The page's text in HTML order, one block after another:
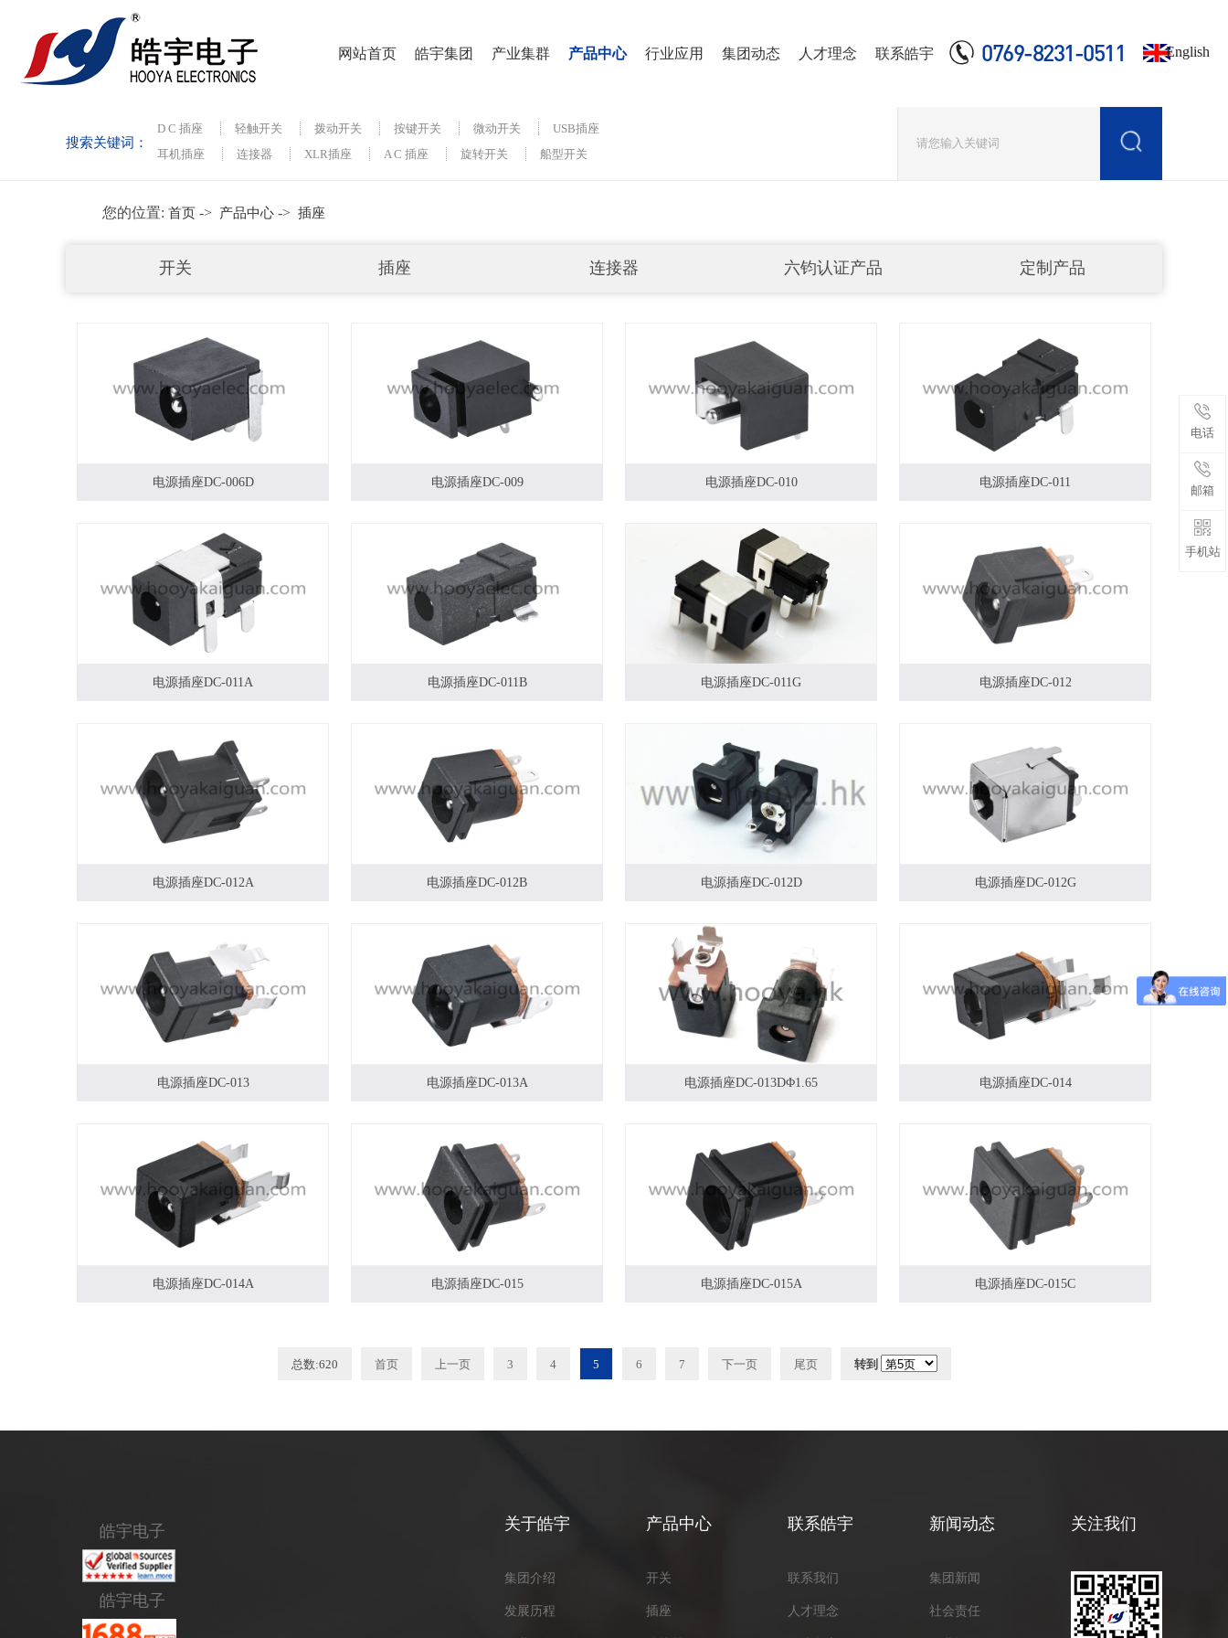
English
0769-8231-0511
网站首页 皓宇集团 产业集群 产品中心 行业应用 集团动态 人才理念 联系皓宇
搜索关键词：
D C 插座 轻触开关 拨动开关 按键开关 微动开关
USB插座
耳机插座
连接器 XLR插座 A C 插座 旋转开关 船型开关
开关 插座 连接器 六钧认证产品 定制产品
您的位置: 首页 -> 产品中心 -> 插座
电源插座DC-006D 电源插座DC-009 电源插座DC-010 电源插座DC-011
电源插座DC-011A 电源插座DC-011B 电源插座DC-011G 电源插座DC-012
电源插座DC-012A 电源插座DC-012B 电源插座DC-012D 电源插座DC-012G
电源插座DC-013 电源插座DC-013A 电源插座DC-013DΦ1.65 电源插座DC-014
电源插座DC-014A 电源插座DC-015 电源插座DC-015A 电源插座DC-015C
总数:620 首页 上一页 3 4 5 6 7 下一页 尾页 转到
皓宇电子
皓宇电子
关于皓宇
集团介绍
发展历程
产品中心
开关
插座
联系皓宇
联系我们
人才理念
新闻动态
集团新闻
社会责任
关注我们
电话
邮箱
手机站